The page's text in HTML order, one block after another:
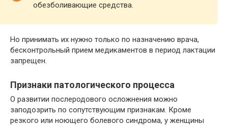
обезболивающие средства.
Но принимать их нужно только по назначению врача,
бесконтрольный прием медикаментов в период лактации
запрещен.
Признаки патологического процесса
О развитии послеродового осложнения можно
заподозрить по сопутствующим признакам. Кроме
резкого или ноющего болевого синдрома, у женщины